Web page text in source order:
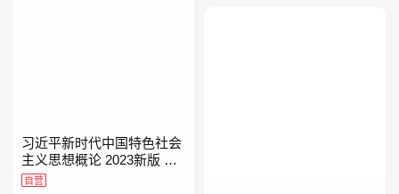
习近平新时代中国特色社会
主义思想概论 2023新版 自
考15041
自营